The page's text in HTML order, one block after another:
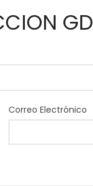
GD
Correo Electrónico